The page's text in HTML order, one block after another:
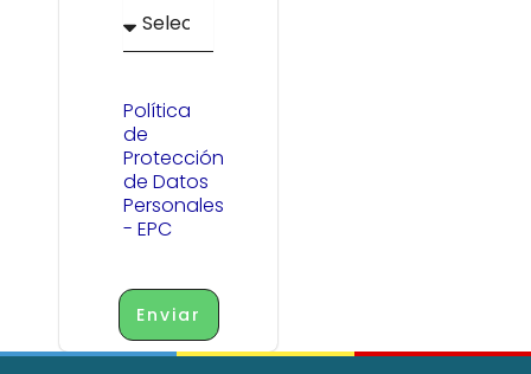
Política
de
Protección
de Datos
Personales
- EPC
Enviar